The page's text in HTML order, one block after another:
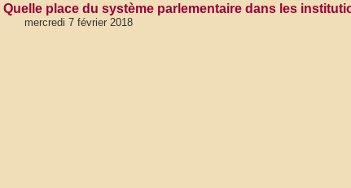
Quelle place du système parlementaire dans les
mercredi 7 février 2018